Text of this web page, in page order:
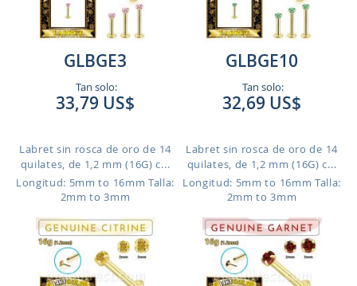
GLBGE3
Tan solo:
33,79 US$
Labret sin rosca de oro de 14
quilates, de 1,2 mm (16G) c...
Longitud: 5mm to 16mm Talla:
2mm to 3mm
GLBGE10
Tan solo:
32,69 US$
Labret sin rosca de oro de 14
quilates, de 1,2 mm (16G) c...
Longitud: 5mm to 16mm Talla:
2mm to 3mm